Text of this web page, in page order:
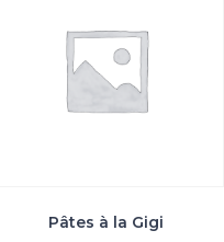
Pâtes à la Gigi